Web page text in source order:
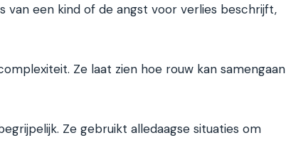
van een kind of de angst voor verlies beschrijft,
Ze laat zien hoe rouw kan samengaan
Ze gebruikt alledaagse situaties om